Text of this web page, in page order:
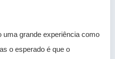
uma grande experiência como
o esperado é que o